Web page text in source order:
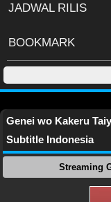
JADWAL RILIS
BOOKMARK
Genei wo Kakeru
Subtitle Indonesia
Streaming